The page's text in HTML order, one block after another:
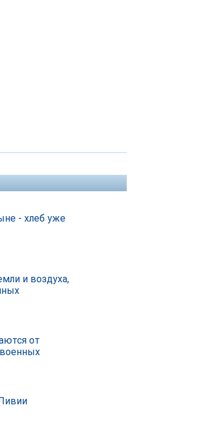
- хлеб уже
и воздуха,
от